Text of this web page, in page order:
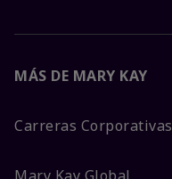
MÁS DE MARY KAY
Carreras Corporativas